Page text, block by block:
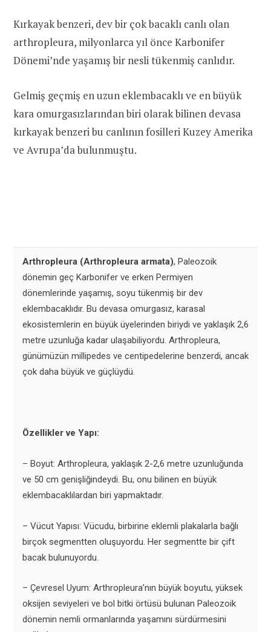
Kırkayak benzeri, dev bir çok bacaklı canlı olan
arthropleura, milyonlarca yıl önce Karbonifer
Dönemi’nde yaşamış bir nesli tükenmiş canlıdır.
Gelmiş geçmiş en uzun eklembacaklı ve en büyük
kara omurgasızlarından biri olarak bilinen devasa
kırkayak benzeri bu canlının fosilleri Kuzey Amerika
ve Avrupa’da bulunmuştu.
Arthropleura (Arthropleura armata), Paleozoik
dönemin geç Karbonifer ve erken Permiyen
dönemlerinde yaşamış, soyu tükenmiş bir dev
eklembacaklıdır. Bu devasa omurgasız, karasal
ekosistemlerin en büyük üyelerinden biriydi ve yaklaşık 2,6
metre uzunluğa kadar ulaşabiliyordu. Arthropleura,
günümüzün millipedes ve centipedelerine benzerdi, ancak
çok daha büyük ve güçlüydü.
Özellikler ve Yapı:
– Boyut: Arthropleura, yaklaşık 2-2,6 metre uzunluğunda
ve 50 cm genişliğindeydi. Bu, onu bilinen en büyük
eklembacaklılardan biri yapmaktadır.
– Vücut Yapısı: Vücudu, birbirine eklemli plakalarla bağlı
birçok segmentten oluşuyordu. Her segmentte bir çift
bacak bulunuyordu.
– Çevresel Uyum: Arthropleura’nın büyük boyutu, yüksek
oksijen seviyeleri ve bol bitki örtüsü bulunan Paleozoik
dönemin nemli ormanlarında yaşamını sürdürmesini